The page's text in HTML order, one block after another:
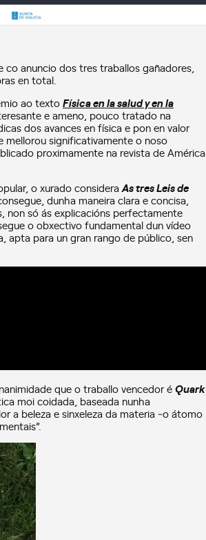
co anuncio dos tres traballos gañadores,
en total.
ao textoFísica en la salud y en la
e ameno, pouco tratado na
dos avances en física e pon en valor
significativamente o noso
proximamente na revista de América
o xurado consideraAs tres Leis de
dunha maneira clara e concisa,
non só ás explicacións perfectamente
o obxectivo fundamental dun vídeo
apta para un gran rango de público, sen
que o traballo vencedor éQuark
moi coidada, baseada nunha
a beleza e sinxeleza da materia ‒o átomo